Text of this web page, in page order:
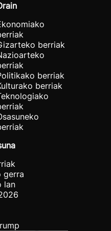
berriak
berriak
berriak
gerra
lan